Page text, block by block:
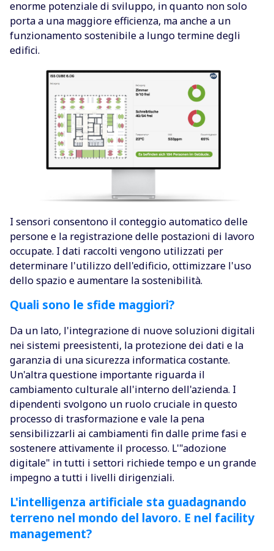
enorme potenziale di sviluppo, in quanto non solo
porta a una maggiore efficienza, ma anche a un
funzionamento sostenibile a lungo termine degli
edifici.
I sensori consentono il conteggio automatico delle
persone e la registrazione delle postazioni di lavoro
occupate. I dati raccolti vengono utilizzati per
determinare l'utilizzo dell'edificio, ottimizzare l'uso
dello spazio e aumentare la sostenibilità.
Quali sono le sfide maggiori?
Da un lato, l'integrazione di nuove soluzioni digitali
nei sistemi preesistenti, la protezione dei dati e la
garanzia di una sicurezza informatica costante.
Un'altra questione importante riguarda il
cambiamento culturale all'interno dell'azienda. I
dipendenti svolgono un ruolo cruciale in questo
processo di trasformazione e vale la pena
sensibilizzarli ai cambiamenti fin dalle prime fasi e
sostenere attivamente il processo. L'"adozione
digitale" in tutti i settori richiede tempo e un grande
impegno a tutti i livelli dirigenziali.
L'intelligenza artificiale sta guadagnando
terreno nel mondo del lavoro. E nel facility
management?